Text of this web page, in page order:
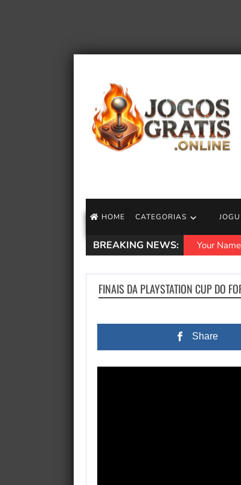
HOME CATEGORIAS
BREAKING NEWS: Your
FINAIS DA PLAYSTATION CUP DO
Share